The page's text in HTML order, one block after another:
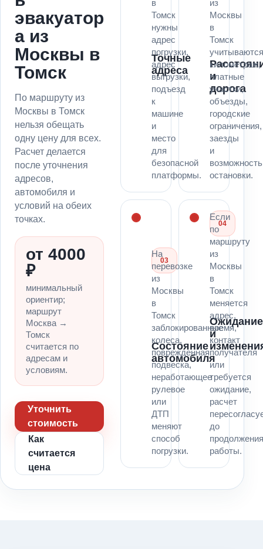
эвакуатор
а из
Москвы в
Томск
По маршруту из
Москвы в Томск
нельзя обещать
одну цену для всех.
Расчет делается
после уточнения
адресов,
автомобиля и
условий на обеих
точках.
от 4000
₽
минимальный
ориентир;
маршрут
Москва →
Томск
считается по
адресам и
условиям.
Уточнить
стоимость
Как
считается
цена
Точные
адреса
в
Томск
нужны
адрес
погрузки,
адрес
выгрузки,
подъезд
к
машине
и
место
для
безопасной
платформы.
и
дорога
из
Москвы
в
Томск
километраж,
платные
участки,
объезды,
городские
ограничения,
заезды
и
возможность
остановки.
03
Состояние
автомобиля
На
перевозке
из
Москвы
в
Томск
заблокированные
колеса,
поврежденная
подвеска,
неработающее
рулевое
или
ДТП
меняют
способ
погрузки.
04
Ожидание
и
Если
по
маршруту
из
Москвы
в
Томск
меняется
адрес,
время,
контакт
получателя
или
требуется
ожидание,
расчет
до
работы.